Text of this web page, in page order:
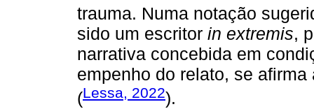
trauma. Numa notação
sido um escritor in extremis,
narrativa concebida em
empenho do relato, se
(Lessa, 2022).